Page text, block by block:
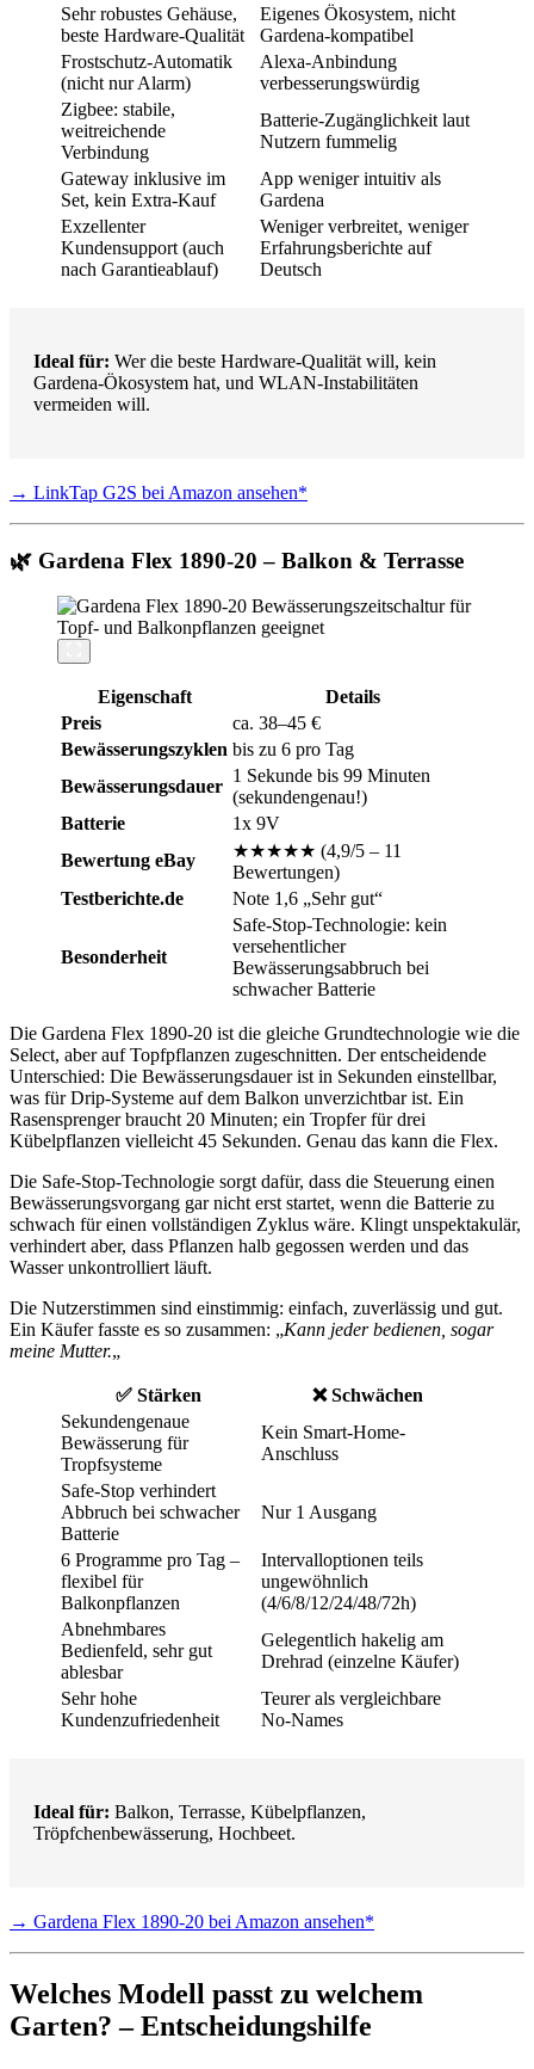
Sehr robustes Gehäuse,
beste Hardware-Qualität
Eigenes Ökosystem, nicht
Gardena-kompatibel
Frostschutz-Automatik
(nicht nur Alarm)
Alexa-Anbindung
verbesserungswürdig
Zigbee: stabile,
weitreichende
Verbindung
Batterie-Zugänglichkeit laut
Nutzern fummelig
Gateway inklusive im
Set, kein Extra-Kauf
App weniger intuitiv als
Gardena
Exzellenter
Kundensupport (auch
nach Garantieablauf)
Weniger verbreitet, weniger
Erfahrungsberichte auf
Deutsch
Ideal für: Wer die beste Hardware-Qualität will, kein
Gardena-Ökosystem hat, und WLAN-Instabilitäten
vermeiden will.
→ LinkTap G2S bei Amazon ansehen*
🌿 Gardena Flex 1890-20 – Balkon & Terrasse
Eigenschaft
Details
Preis
ca. 38–45 €
Bewässerungszyklen bis zu 6 pro Tag
Bewässerungsdauer
1 Sekunde bis 99 Minuten
(sekundengenau!)
Batterie
1x 9V
Bewertung eBay
★★★★★ (4,9/5 – 11
Bewertungen)
Testberichte.de
Note 1,6 „Sehr gut“
Besonderheit
Safe-Stop-Technologie: kein
versehentlicher
Bewässerungsabbruch bei
schwacher Batterie
Die Gardena Flex 1890-20 ist die gleiche Grundtechnologie wie die
Select, aber auf Topfpflanzen zugeschnitten. Der entscheidende
Unterschied: Die Bewässerungsdauer ist in Sekunden einstellbar,
was für Drip-Systeme auf dem Balkon unverzichtbar ist. Ein
Rasensprenger braucht 20 Minuten; ein Tropfer für drei
Kübelpflanzen vielleicht 45 Sekunden. Genau das kann die Flex.
Die Safe-Stop-Technologie sorgt dafür, dass die Steuerung einen
Bewässerungsvorgang gar nicht erst startet, wenn die Batterie zu
schwach für einen vollständigen Zyklus wäre. Klingt unspektakulär,
verhindert aber, dass Pflanzen halb gegossen werden und das
Wasser unkontrolliert läuft.
Die Nutzerstimmen sind einstimmig: einfach, zuverlässig und gut.
Ein Käufer fasste es so zusammen: „Kann jeder bedienen, sogar
meine Mutter.„
✅ Stärken
❌ Schwächen
Sekundengenaue
Bewässerung für
Tropfsysteme
Kein Smart-Home-
Anschluss
Safe-Stop verhindert
Abbruch bei schwacher
Batterie
Nur 1 Ausgang
6 Programme pro Tag –
flexibel für
Balkonpflanzen
Intervalloptionen teils
ungewöhnlich
(4/6/8/12/24/48/72h)
Abnehmbares
Bedienfeld, sehr gut
ablesbar
Gelegentlich hakelig am
Drehrad (einzelne Käufer)
Sehr hohe
Kundenzufriedenheit
Teurer als vergleichbare
No-Names
Ideal für: Balkon, Terrasse, Kübelpflanzen,
Tröpfchenbewässerung, Hochbeet.
→ Gardena Flex 1890-20 bei Amazon ansehen*
Welches Modell passt zu welchem
Garten? – Entscheidungshilfe